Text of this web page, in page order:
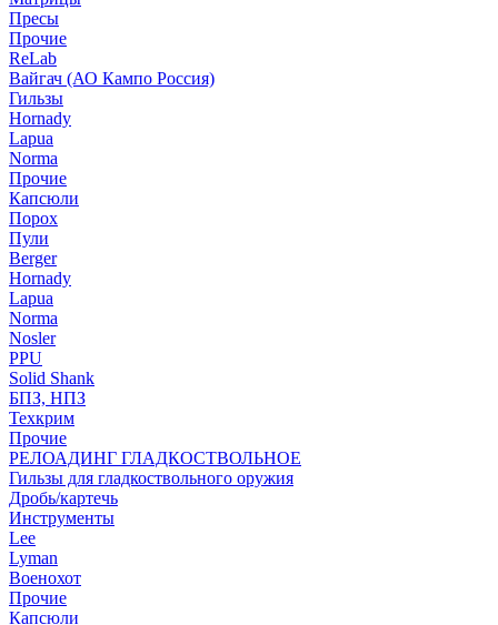
Пресы
Прочие
ReLab
Вайгач (АО Кампо Россия)
Гильзы
Hornady
Lapua
Norma
Прочие
Капсюли
Порох
Пули
Berger
Hornady
Lapua
Norma
Nosler
PPU
Solid Shank
БПЗ, НПЗ
Техкрим
Прочие
РЕЛОАДИНГ ГЛАДКОСТВОЛЬНОЕ
Гильзы для гладкоствольного оружия
Дробь/картечь
Инструменты
Lee
Lyman
Военохот
Прочие
Капсюли